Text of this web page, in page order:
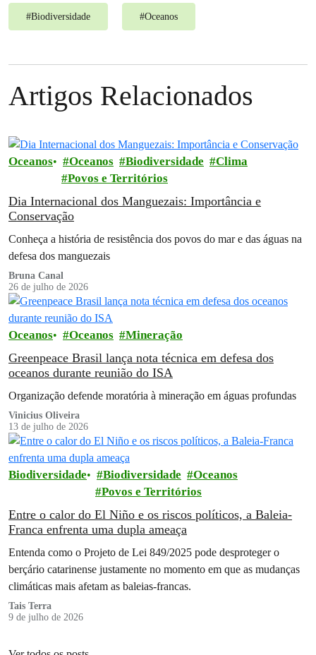
#Biodiversidade #Oceanos
Artigos Relacionados
Oceanos Oceanos Biodiversidade
Clima
Povos e Territórios
Dia Internacional dos Manguezais: Importância e
Conservação
Conheça a história de resistência dos povos do mar e das águas na
defesa dos manguezais
Bruna Canal
26 de julho de 2026
Oceanos Oceanos Mineração
Greenpeace Brasil lança nota técnica em defesa dos
oceanos durante reunião do ISA
Organização defende moratória à mineração em águas profundas
Vinicius Oliveira
13 de julho de 2026
Biodiversidade Biodiversidade
Oceanos
Povos e Territórios
Entre o calor do El Niño e os riscos políticos, a Baleia-
Franca enfrenta uma dupla ameaça
Entenda como o Projeto de Lei 849/2025 pode desproteger o
berçário catarinense justamente no momento em que as mudanças
climáticas mais afetam as baleias-francas.
Tais Terra
9 de julho de 2026